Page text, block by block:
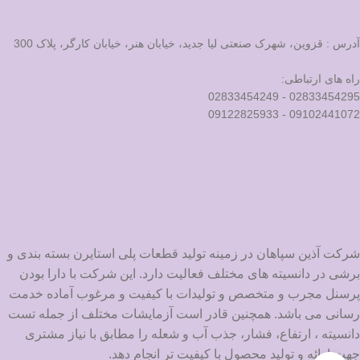
آدرس : قزوین، شهرک صنعتی لیا جدید، خیابان هنر، خیابان کارگر، پلاک 300
راه های ارتباطی:
02833454295 - 02833454249
09102441072 - 09122825933
شرکت آذین سپاهان در زمینه تولید قطعات پلی استایرن بسته بندی و
برشی در دانسیته های مختلف فعالیت دارد. این شرکت با دارا بودن
پرسنل مجرب و متخصص و تولیدات با کیفیت و مرغوب آماده خدمت
رسانی می باشد. همچنین قادر است آزمایشات مختلف از جمله تست
دانسیته ، ارتفاع، فشار، جذب آب و شعله را مطابق با نیاز مشتری
جهت ارائه و تولید محصول با کیفیت تر انجام دهد.